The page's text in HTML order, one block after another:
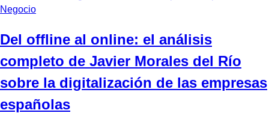
Negocio
Del offline al online: el análisis
completo de Javier Morales del Río
sobre la digitalización de las empresas
españolas